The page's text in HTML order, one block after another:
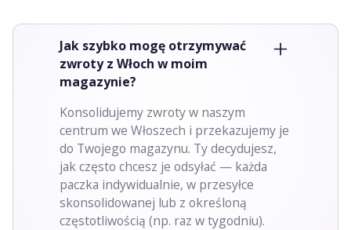
Jak szybko mogę otrzymywać
zwroty z Włoch w moim
magazynie?
Konsolidujemy zwroty w naszym
centrum we Włoszech i przekazujemy je
do Twojego magazynu. Ty decydujesz,
jak często chcesz je odsyłać — każda
paczka indywidualnie, w przesyłce
skonsolidowanej lub z określoną
częstotliwością (np. raz w tygodniu).